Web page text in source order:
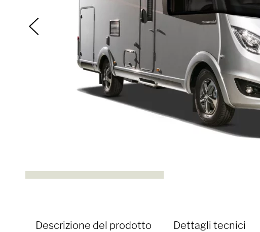
Descrizione del prodotto Dettagli tecnici